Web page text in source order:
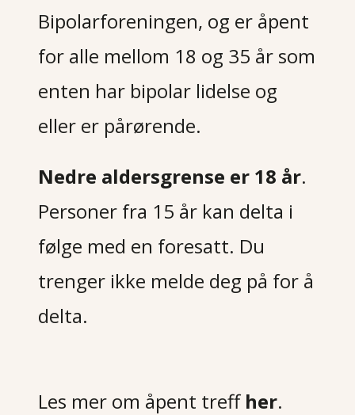
Bipolarforeningen, og er åpent
for alle mellom 18 og 35 år som
enten har bipolar lidelse og
eller er pårørende.
Nedre aldersgrense er 18 år.
Personer fra 15 år kan delta i
følge med en foresatt. Du
trenger ikke melde deg på for å
delta.
Les mer om åpent treff her.